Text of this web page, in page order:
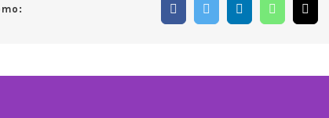
FacebookTwitter LinkedInWhatsApp
mail